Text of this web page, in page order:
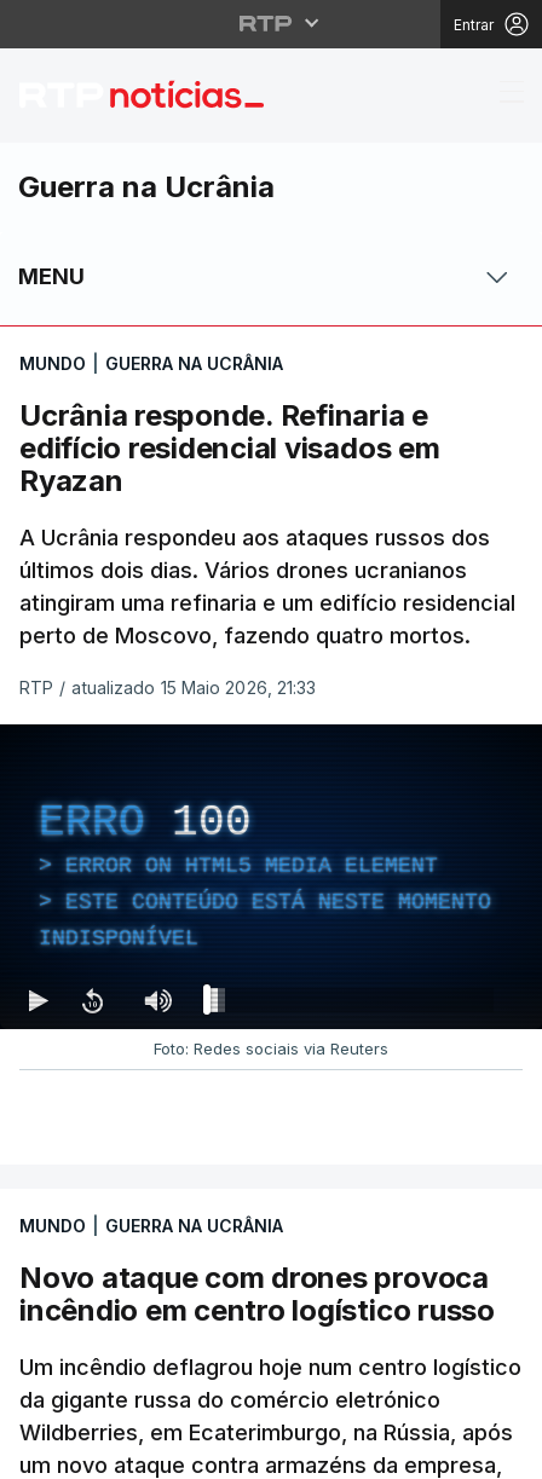
Entrar
Ucrânia responde.
Guerra na Ucrânia
MENU
MUNDO GUERRA NA UCRÂNIA
Ucrânia responde. Refinaria e
edifício residencial visados em
Ryazan
A Ucrânia respondeu aos ataques russos dos
últimos dois dias. Vários drones ucranianos
atingiram uma refinaria e um edifício residencial
perto de Moscovo, fazendo quatro mortos.
RTP / atualizado 15 Maio 2026, 21:33
ERRO 100
ERROR ON HTML5 MEDIA ELEMENT
ESTE CONTEÚDO ESTÁ NESTE MOMENTO
INDISPONÍVEL
Foto: Redes sociais via Reuters
MUNDO GUERRA NA UCRÂNIA
Novo ataque com drones provoca
incêndio em centro logístico russo
Um incêndio deflagrou hoje num centro logístico
da gigante russa do comércio eletrónico
Wildberries, em Ecaterimburgo, na Rússia, após
um novo ataque contra armazéns da empresa,